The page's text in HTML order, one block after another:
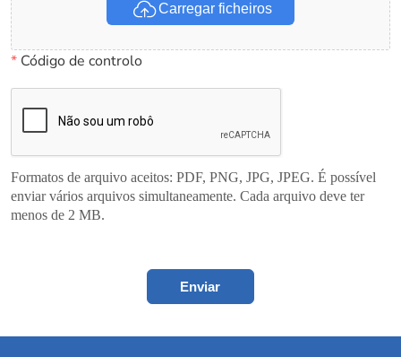
Carregar ficheiros
*Código de controlo
Formatos de arquivo aceitos: PDF, PNG, JPG, JPEG. É possível
enviar vários arquivos simultaneamente. Cada arquivo deve ter
menos de 2 MB.
Enviar